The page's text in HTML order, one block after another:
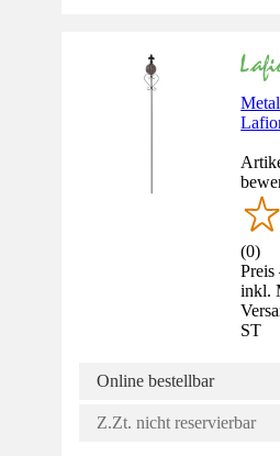
(0)
inkl.
ST
Online bestellbar
Z.Zt. nicht reservierbar